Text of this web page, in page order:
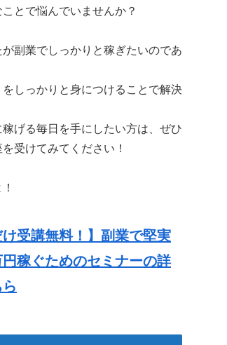
とで悩んでいませんか？
が副業でしっかりと稼ぎたいのであ
をしっかりと身につけることで解決
げる毎日を手にしたい方は、ぜひ
受けてみてください！
受講無料！】副業で堅実
円稼ぐためのセミナーの詳